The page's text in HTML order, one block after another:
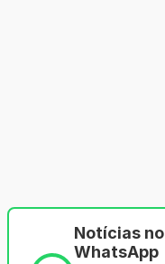
Notícias no
WhatsApp